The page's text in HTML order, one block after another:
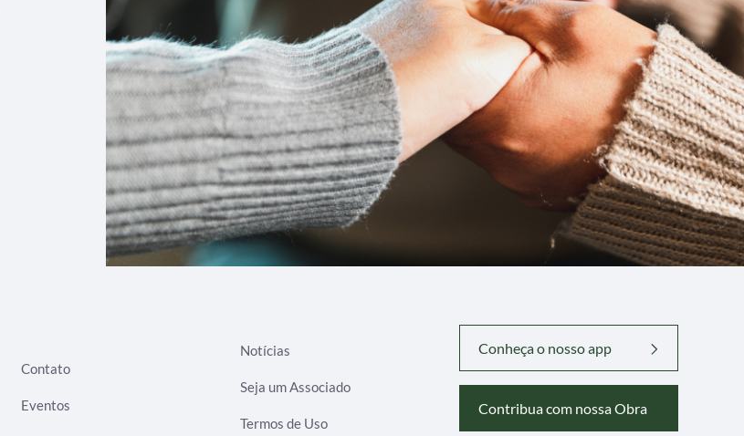
Contato
Eventos
Notícias
Seja um Associado
Termos de Uso
Conheça o nosso app
Contribua com nossa Obra